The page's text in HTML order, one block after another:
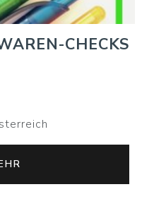
CHECKS